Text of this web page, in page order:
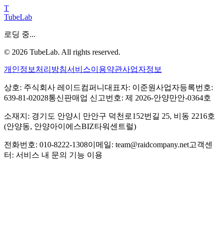
T
TubeLab
로딩 중...
© 2026 TubeLab. All rights reserved.
개인정보처리방침서비스이용약관사업자정보
상호: 주식회사 레이드컴퍼니 대표자: 이준원사업자등록번호:
639-81-02028통신판매업 신고번호: 제 2026-안양만안-0364호
소재지: 경기도 안양시 만안구 덕천로152번길 25, 비동 2216호
(안양동, 안양아이에스BIZ타워센트럴)
전화번호: 010-8222-1308이메일: team@raidcompany.net고객센
터: 서비스 내 문의 기능 이용